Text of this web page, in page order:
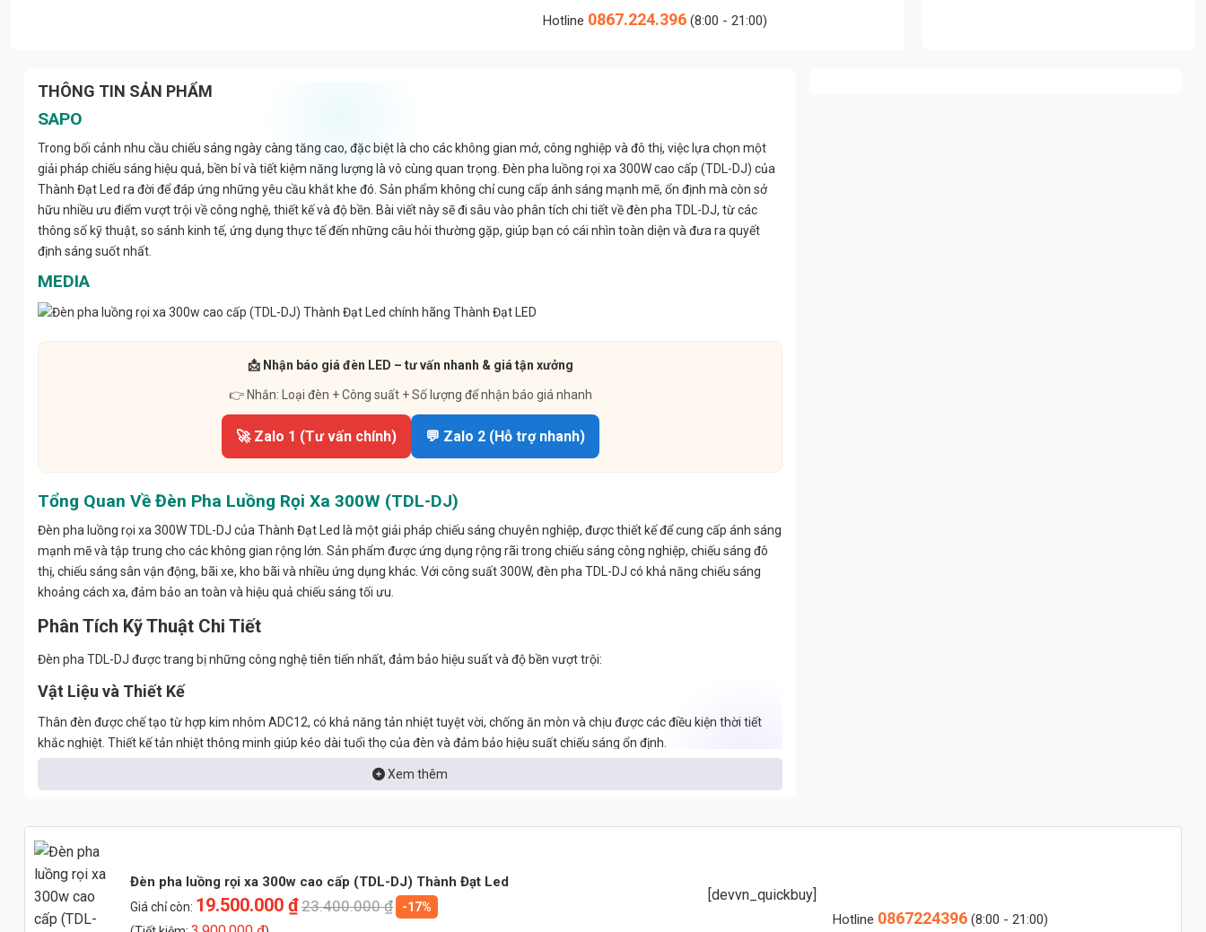
Hotline 0867.224.396 (8:00 - 21:00)
THÔNG TIN SẢN PHẨM
SAPO
Trong bối cảnh nhu cầu chiếu sáng ngày càng tăng cao, đặc biệt là cho các không gian mở, công nghiệp và đô thị, việc lựa chọn một
giải pháp chiếu sáng hiệu quả, bền bỉ và tiết kiệm năng lượng là vô cùng quan trọng. Đèn pha luồng rọi xa 300W cao cấp (TDL-DJ) của
Thành Đạt Led ra đời để đáp ứng những yêu cầu khắt khe đó. Sản phẩm không chỉ cung cấp ánh sáng mạnh mẽ, ổn định mà còn sở
hữu nhiều ưu điểm vượt trội về công nghệ, thiết kế và độ bền. Bài viết này sẽ đi sâu vào phân tích chi tiết về đèn pha TDL-DJ, từ các
thông số kỹ thuật, so sánh kinh tế, ứng dụng thực tế đến những câu hỏi thường gặp, giúp bạn có cái nhìn toàn diện và đưa ra quyết
định sáng suốt nhất.
MEDIA
📩 Nhận báo giá đèn LED – tư vấn nhanh & giá tận xưởng
👉 Nhắn: Loại đèn + Công suất + Số lượng để nhận báo giá nhanh
🚀 Zalo 1 (Tư vấn chính) 💬 Zalo 2 (Hỗ trợ nhanh)
Tổng Quan Về Đèn Pha Luồng Rọi Xa 300W (TDL-DJ)
Đèn pha luồng rọi xa 300W TDL-DJ của Thành Đạt Led là một giải pháp chiếu sáng chuyên nghiệp, được thiết kế để cung cấp ánh sáng
mạnh mẽ và tập trung cho các không gian rộng lớn. Sản phẩm được ứng dụng rộng rãi trong chiếu sáng công nghiệp, chiếu sáng đô
thị, chiếu sáng sân vận động, bãi xe, kho bãi và nhiều ứng dụng khác. Với công suất 300W, đèn pha TDL-DJ có khả năng chiếu sáng
khoảng cách xa, đảm bảo an toàn và hiệu quả chiếu sáng tối ưu.
Phân Tích Kỹ Thuật Chi Tiết
Đèn pha TDL-DJ được trang bị những công nghệ tiên tiến nhất, đảm bảo hiệu suất và độ bền vượt trội:
Vật Liệu và Thiết Kế
Thân đèn được chế tạo từ hợp kim nhôm ADC12, có khả năng tản nhiệt tuyệt vời, chống ăn mòn và chịu được các điều kiện thời tiết
khắc nghiệt. Thiết kế tản nhiệt thông minh giúp kéo dài tuổi thọ của đèn và đảm bảo hiệu suất chiếu sáng ổn định.
và giảm chi phí vận hành.
Chỉ Số Hoàn Màu (CRI)
Chỉ số hoàn màu (CRI) > 85, đảm bảo ánh sáng trung thực, sống động và không gây mỏi mắt cho người sử dụng.
Hệ Số Công Suất (PF)
Xem thêm
Đèn pha luồng rọi xa 300w cao cấp (TDL-DJ) Thành Đạt Led
Giá chỉ còn: 19.500.000₫23.400.000₫
-17%
[devvn_quickbuy]
Hotline 0867224396 (8:00 - 21:00)